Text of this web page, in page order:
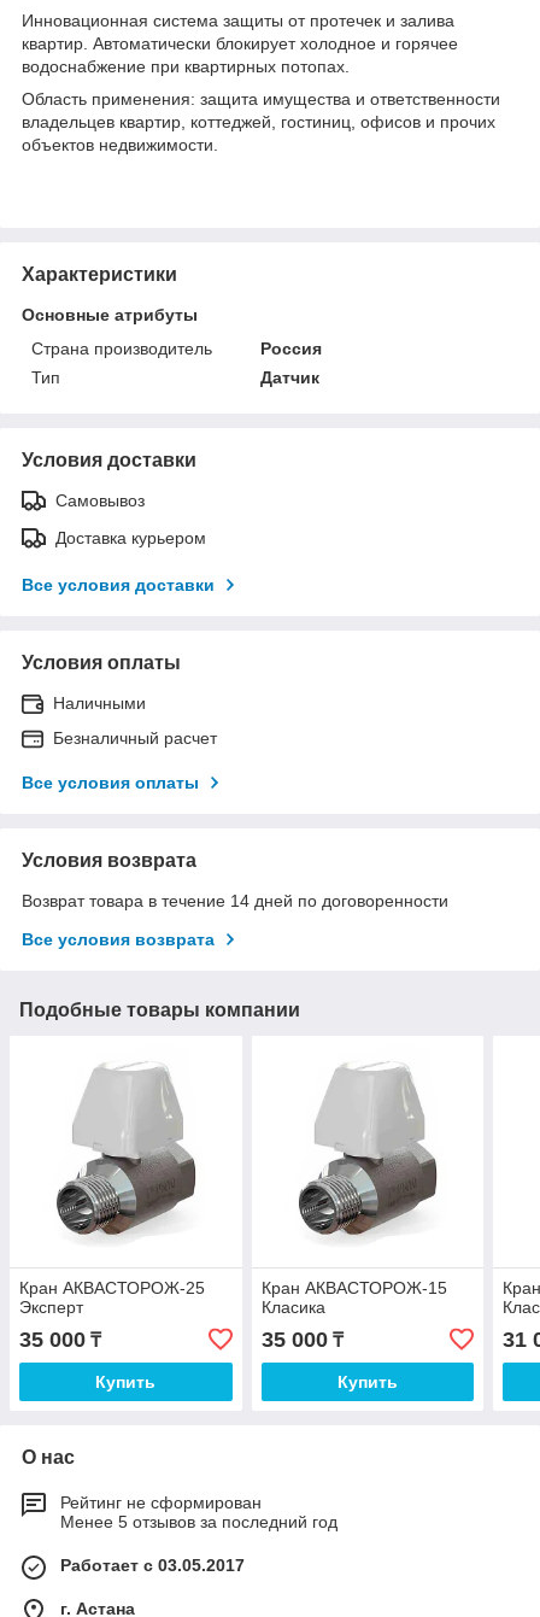
Инновационная система защиты от протечек и залива
квартир. Автоматически блокирует холодное и горячее
водоснабжение при квартирных потопах.
Область применения: защита имущества и ответственности
владельцев квартир, коттеджей, гостиниц, офисов и прочих
объектов недвижимости.
Характеристики
Основные атрибуты
Страна производитель
Россия
Тип
Датчик
Условия доставки
Самовывоз
Доставка курьером
Все условия доставки
Условия оплаты
Наличными
Безналичный расчет
Все условия оплаты
Условия возврата
Возврат товара в течение 14 дней по договоренности
Все условия возврата
Подобные товары компании
Кран АКВАСТОРОЖ-25
Эксперт
35 000 ₸
Купить
Кран АКВАСТОРОЖ-15
Класика
35 000₸
Купить
31
О нас
Рейтинг не сформирован
Менее 5 отзывов за последний год
Работает с 03.05.2017
г. Астана